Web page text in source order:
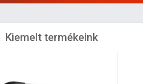
Kiemelt termékeink